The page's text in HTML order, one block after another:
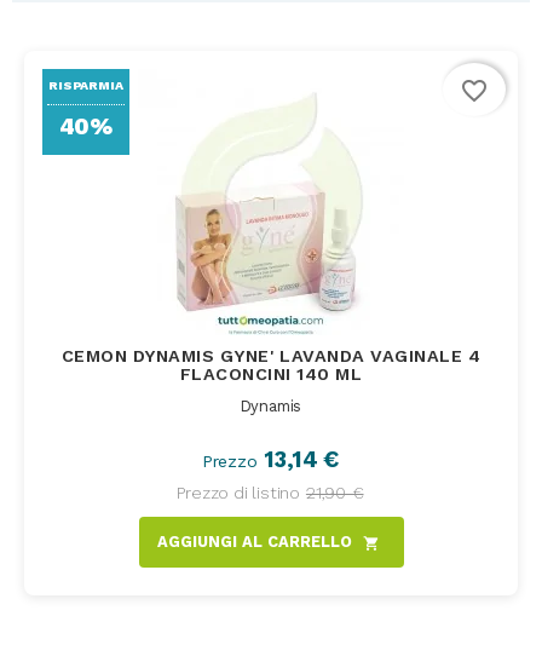
CEMON DYNAMIS GYNE' LAVANDA VAGINALE 4
FLACONCINI 140 ML
Dynamis
Prezzo 13,14 €
Prezzo di listino 21,90 €
AGGIUNGI AL CARRELLO shopping_cart
RISPARMIA
40%
favorite_border